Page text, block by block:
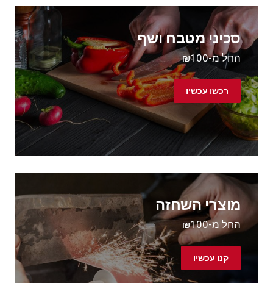
סכיני מטבח ושף
החל מ-₪100
רכשו עכשיו
מוצרי השחזה
החל מ-₪100
קנו עכשיו